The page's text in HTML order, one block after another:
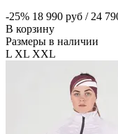
-25% 18 990 руб / 24
В корзину
Размеры в наличии
L XL XXL